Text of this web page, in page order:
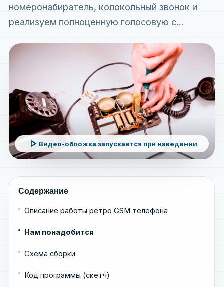
номеронабиратель, колокольный звонок и
реализуем полноценную голосовую с...
play_arrow Видео-обложка запускается при наведении
Содержание
Описание работы ретро GSM телефона
Нам понадобится
Схема сборки
Код программы (скетч)